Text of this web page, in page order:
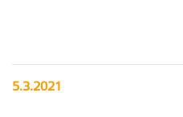
5.3.2021